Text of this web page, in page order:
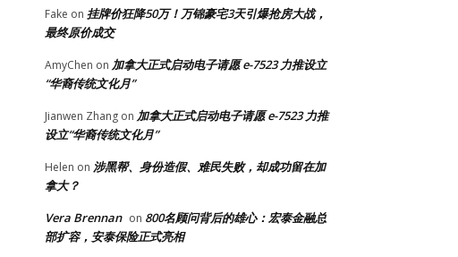
Fake on 挂牌价狂降50万！万锦豪宅3天引爆抢房大战，
最终原价成交
AmyChen on 加拿大正式启动电子请愿 e-7523 力推设立
“华裔传统文化月”
Jianwen Zhang on 加拿大正式启动电子请愿 e-7523 力推
设立“华裔传统文化月”
Helen on 涉黑帮、身份造假、难民失败，却成功留在加
拿大？
Vera Brennan on 800名顾问背后的雄心：宏泰金融总
部扩容，安泰保险正式亮相